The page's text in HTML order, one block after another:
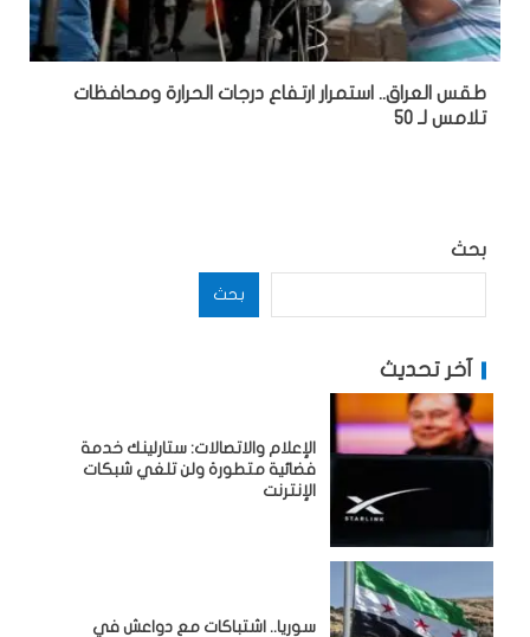
طقس العراق.. استمرار ارتفاع درجات الحرارة ومحافظات
تلامس لـ 50
بحث
بحث
آخر تحديث
الإعلام والاتصالات: ستارلينك خدمة
فضائية متطورة ولن تلغي شبكات
الإنترنت
سوريا.. اشتباكات مع دواعش في